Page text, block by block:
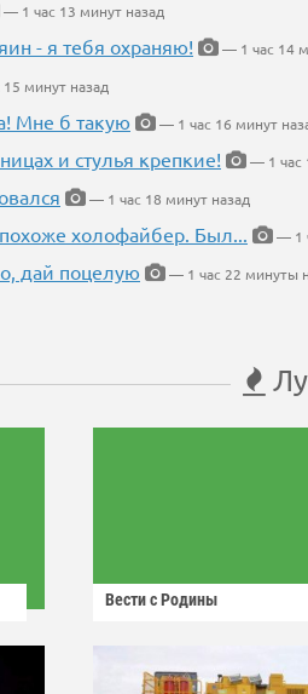
— 1 час 13 минут назад
- я тебя охраняю!
— 1 час 14
минут назад
Мне б такую
— 1 час 16 минут
и стулья крепкие!
— 1 час
— 1 час 18 минут назад
холофайбер. Был...
— 1
дай поцелую — 1 час 22 минуты
Вести с Родины